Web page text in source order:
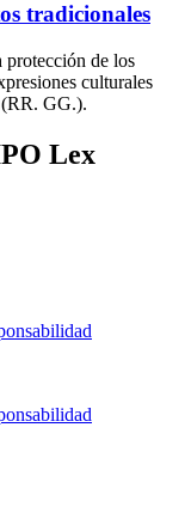
tradicionales
protección de los
culturales
GG.).
Lex